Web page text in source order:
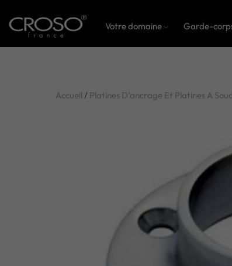
Votre domaine Garde-
Accueil / Platines D'ancrage Et Platines A